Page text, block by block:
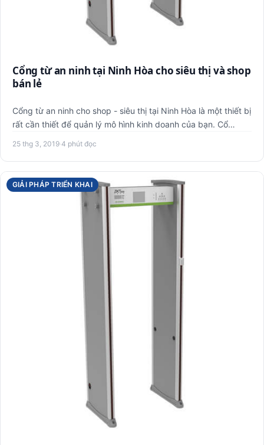
Cổng từ an ninh tại Ninh Hòa cho siêu thị và shop
bán lẻ
Cổng từ an ninh cho shop - siêu thị tại Ninh Hòa là một thiết bị
rất cần thiết để quản lý mô hình kinh doanh của bạn. Cổ…
25 thg 3, 2019·4 phút đọc
GIẢI PHÁP TRIỂN KHAI